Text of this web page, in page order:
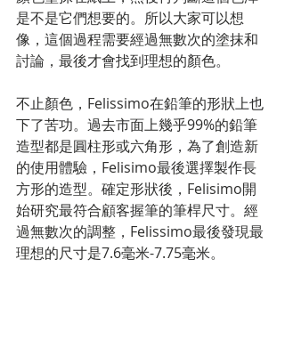
是不是它們想要的。所以大家可以想
像，這個過程需要經過無數次的塗抹和
討論，最後才會找到理想的顏色。
不止顏色，Felissimo在鉛筆的形狀上也
下了苦功。過去市面上幾乎99%的鉛筆
造型都是圓柱形或六角形，為了創造新
的使用體驗，Felisimo最後選擇製作長
方形的造型。確定形狀後，Felisimo開
始研究最符合顧客握筆的筆桿尺寸。經
過無數次的調整，Felissimo最後發現最
理想的尺寸是7.6毫米-7.75毫米。